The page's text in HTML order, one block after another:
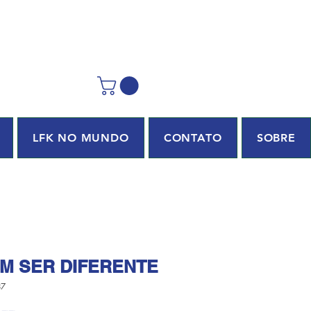
LFK NO MUNDO CONTATO SOBRE
SER DIFERENTE